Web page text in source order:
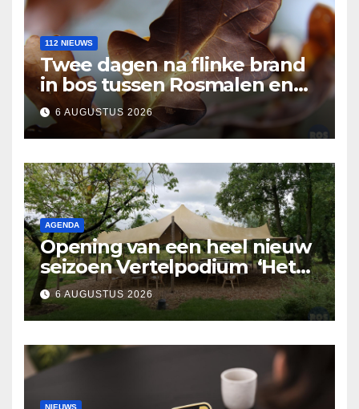
112 NIEUWS
Twee dagen na flinke brand
in bos tussen Rosmalen en
Nuland
6 AUGUSTUS 2026
AGENDA
Opening van een heel nieuw
seizoen Vertelpodium ‘Het
Lopende Vuur’. Landelijke
verhalen in Bomentuin D’n
Hooidonk
6 AUGUSTUS 2026
NIEUWS